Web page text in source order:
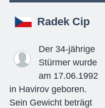
Radek Cip
Der 34-jährige
Stürmer wurde
am 17.06.1992
in Havirov geboren.
Sein Gewicht beträgt